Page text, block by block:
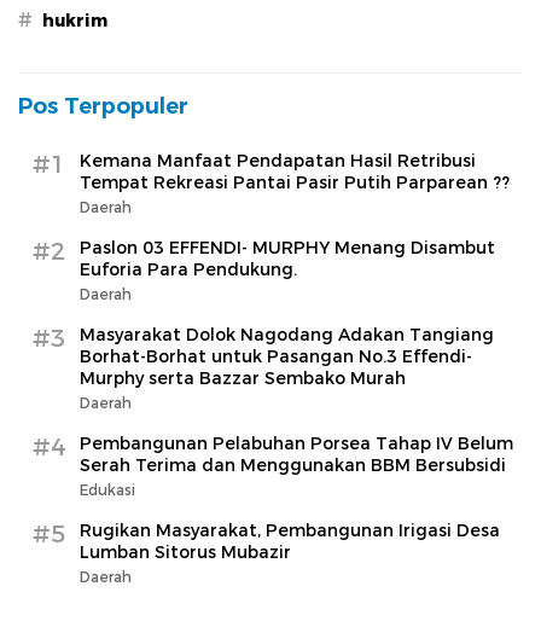
# hukrim
Pos Terpopuler
#1
Kemana Manfaat Pendapatan Hasil Retribusi
Tempat Rekreasi Pantai Pasir Putih Parparean ??
Daerah
#2
Paslon 03 EFFENDI- MURPHY Menang Disambut
Euforia Para Pendukung.
Daerah
#3
Masyarakat Dolok Nagodang Adakan Tangiang
Borhat-Borhat untuk Pasangan No.3 Effendi-
Murphy serta Bazzar Sembako Murah
Daerah
#4
Pembangunan Pelabuhan Porsea Tahap IV Belum
Serah Terima dan Menggunakan BBM Bersubsidi
Edukasi
#5
Rugikan Masyarakat, Pembangunan Irigasi Desa
Lumban Sitorus Mubazir
Daerah